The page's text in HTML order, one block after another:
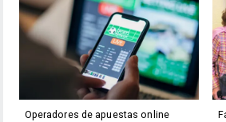
Operadores de apuestas online